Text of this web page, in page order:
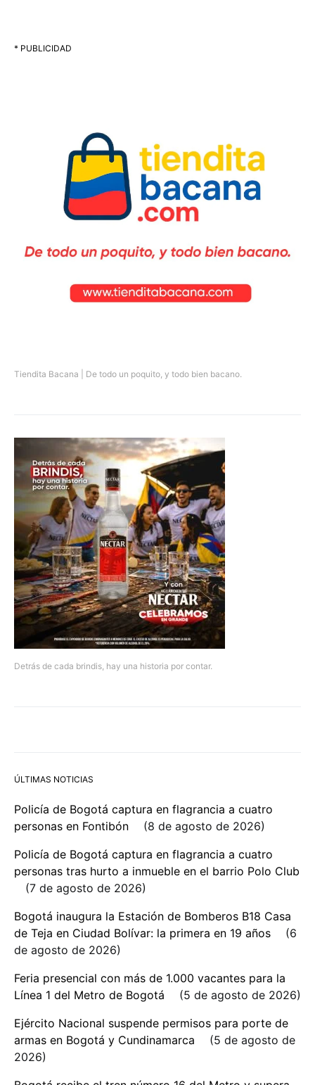
* PUBLICIDAD
Tiendita Bacana | De todo un poquito, y todo bien bacano.
Detrás de cada brindis, hay una historia por contar.
ÚLTIMAS NOTICIAS
Policía de Bogotá captura en flagrancia a cuatro
personas en Fontibón
8 de agosto de 2026
Policía de Bogotá captura en flagrancia a cuatro
personas tras hurto a inmueble en el barrio Polo Club
7 de agosto de 2026
Bogotá inaugura la Estación de Bomberos B18 Casa
de Teja en Ciudad Bolívar: la primera en 19 años
6
de agosto de 2026
Feria presencial con más de 1.000 vacantes para la
Línea 1 del Metro de Bogotá
5 de agosto de 2026
Ejército Nacional suspende permisos para porte de
armas en Bogotá y Cundinamarca
5 de agosto de
2026